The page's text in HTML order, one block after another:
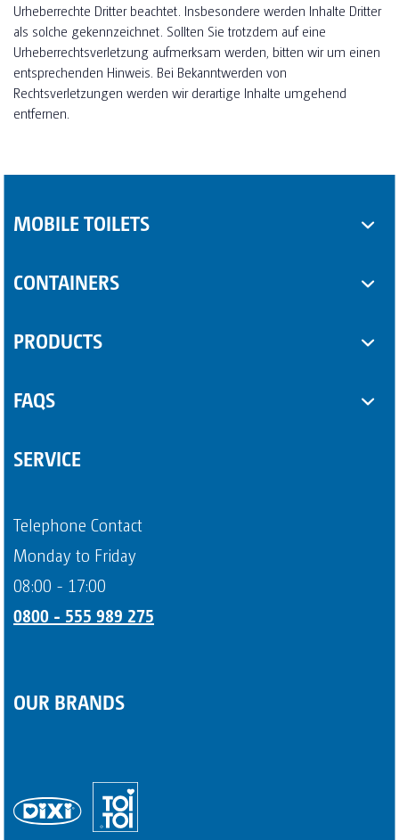
Urheberrechte Dritter beachtet. Insbesondere werden Inhalte Dritter
als solche gekennzeichnet. Sollten Sie trotzdem auf eine
Urheberrechtsverletzung aufmerksam werden, bitten wir um einen
entsprechenden Hinweis. Bei Bekanntwerden von
Rechtsverletzungen werden wir derartige Inhalte umgehend
entfernen.
MOBILE TOILETS
CONTAINERS
PRODUCTS
Another Product
FAQS
Page 4
SERVICE
Telephone Contact
Monday to Friday
08:00 - 17:00
0800 - 555 989 275
OUR BRANDS